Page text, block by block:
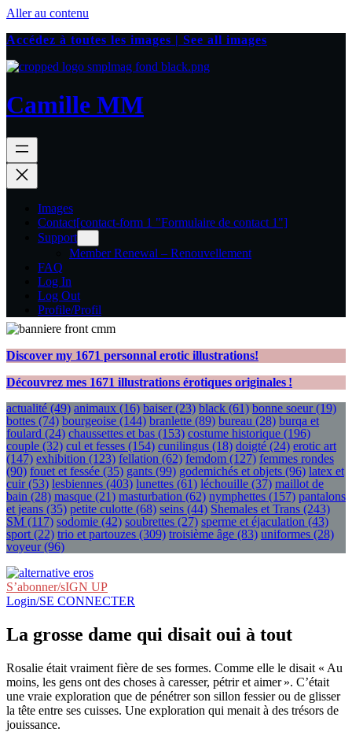
Aller au contenu
Accédez à toutes les images | See all images
Camille MM
Images
Contact[contact-form 1 "Formulaire de contact 1"]
Support
Member Renewal – Renouvellement
FAQ
Log In
Log Out
Profile/Profil
Discover my 1671 personnal erotic illustrations!
Découvrez mes 1671 illustrations érotiques originales !
actualité (49) animaux (16) baiser(23) black (61) bonne soeur(19)
bottes (74) bourgeoise (144) branlette (89) bureau (28) burqa et
foulard (24) chaussettes et bas (153) costume historique (196)
couple (32) cul et fesses (154) cunilingus (18) doigté (24) erotic art
(147) exhibition (123) fellation (62) femdom (127) femmes rondes
(90) fouet et fessée (35) gants (99) godemichés et objets (96) latex et
cuir(53) lesbiennes (403) lunettes (61) léchouille (37) maillot de
bain (28) masque (21) masturbation (62) nymphettes (157) pantalons
et jeans (35) petite culotte (68) seins (44) Shemales et Trans (243)
SM (117) sodomie (42) soubrettes (27) sperme et éjaculation (43)
sport (22) trio et partouzes (309) troisième âge (83) uniformes (28)
voyeur(96)
S’abonner/sIGN UP
Login/SE CONNECTER
La grosse dame qui disait oui à tout
Rosalie était vraiment fière de ses formes. Comme elle le disait « Au
moins, les gens ont des choses à caresser, pétrir et aimer ». C’était
une vraie exploration que de pénétrer son sillon fessier ou de glisser
la tête entre ses cuisses. Une exploration qui menait à des trésors de
jouissance.